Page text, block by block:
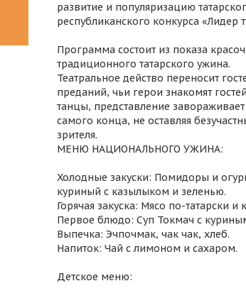
развитие и популяризацию
республиканского конкурса «Лидер
Программа состоит из показа
традиционного татарского ужина.
Театральное действо переносит
преданий, чьи герои знакомят
танцы, представление
самого конца, не оставляя
зрителя.
МЕНЮ НАЦИОНАЛЬНОГО УЖИНА:
Холодные закуски: Помидоры и
куриный с казылыком и зеленью.
Горячая закуска: Мясо по-татарски
Первое блюдо: Суп Токмач с
Выпечка: Эчпочмак, чак чак, хлеб.
Напиток: Чай с лимоном и сахаром.
Детское меню: